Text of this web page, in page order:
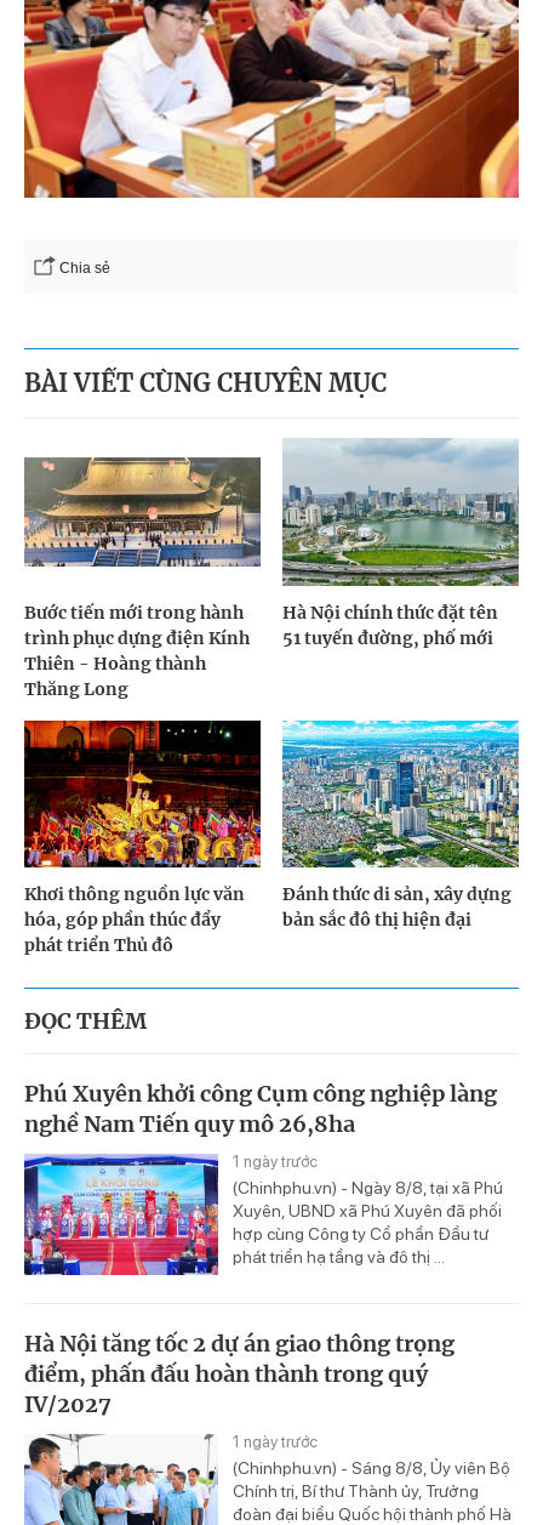
Chia sẻ
BÀI VIẾT CÙNG CHUYÊN MỤC
Bước tiến mới trong hành
trình phục dựng điện Kính
Thiên - Hoàng thành
Thăng Long
Hà Nội chính thức đặt tên
51 tuyến đường, phố mới
Khơi thông nguồn lực văn
hóa, góp phần thúc đẩy
phát triển Thủ đô
Đánh thức di sản, xây dựng
bản sắc đô thị hiện đại
ĐỌC THÊM
Phú Xuyên khởi công Cụm công nghiệp làng
nghề Nam Tiến quy mô 26,8ha
1 ngày trước
(Chinhphu.vn) - Ngày 8/8, tại xã Phú
Xuyên, UBND xã Phú Xuyên đã phối
hợp cùng Công ty Cổ phần Đầu tư
phát triển hạ tầng và đô thị ...
Hà Nội tăng tốc 2 dự án giao thông trọng
điểm, phấn đấu hoàn thành trong quý
IV/2027
1 ngày trước
(Chinhphu.vn) - Sáng 8/8, Ủy viên Bộ
Chính trị, Bí thư Thành ủy, Trưởng
đoàn đại biểu Quốc hội thành phố Hà